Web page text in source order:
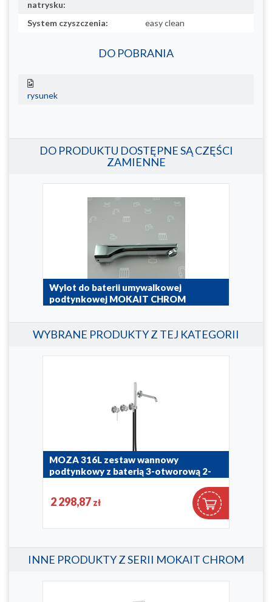
natrysku:
System czyszczenia:
easy clean
DO POBRANIA
rysunek
DO PRODUKTU DOSTĘPNE SĄ CZĘŚCI
ZAMIENNE
Wylot do baterii umywalkowej
podtynkowej MOKAIT CHROM
942-380-00 974-
WYBRANE PRODUKTY Z TEJ KATEGORII
MOZA 316L zestaw wannowy
podtynkowy z baterią 3-otworową 2-
5049-410-22
2 298,87 zł
INNE PRODUKTY Z SERII MOKAIT CHROM